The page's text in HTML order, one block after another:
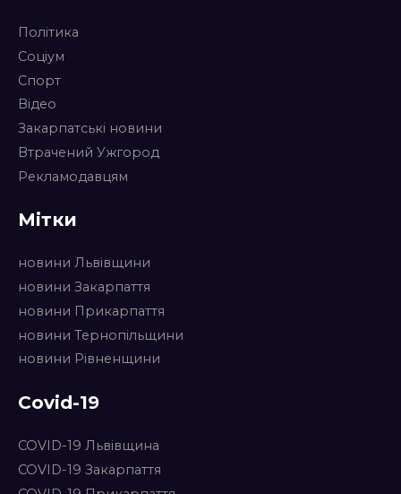
Політика
Соціум
Спорт
Відео
Закарпатські новини
Втрачений Ужгород
Рекламодавцям
Мітки
новини Львівщини
новини Закарпаття
новини Прикарпаття
новини Тернопільщини
новини Рівненщини
Covid-19
COVID-19 Львівщина
COVID-19 Закарпаття